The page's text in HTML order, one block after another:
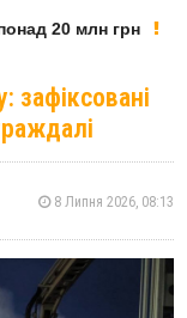
20 млн грн
зафіксовані
8 Липня 2026, 08:13